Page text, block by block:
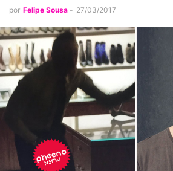
por Felipe Sousa - 27/03/2017